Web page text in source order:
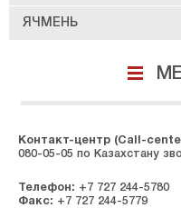
ЯЧМЕНЬ
Контакт-центр (Call-
080-05-05 по Казахстану
Телефон: +7 727 244-5780
Факс: +7 727 244-5779